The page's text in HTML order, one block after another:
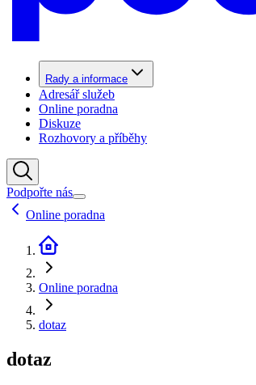
Rady a informace
Adresář služeb
Online poradna
Diskuze
Rozhovory a příběhy
Podpořte nás
Online poradna
Online poradna
dotaz
dotaz